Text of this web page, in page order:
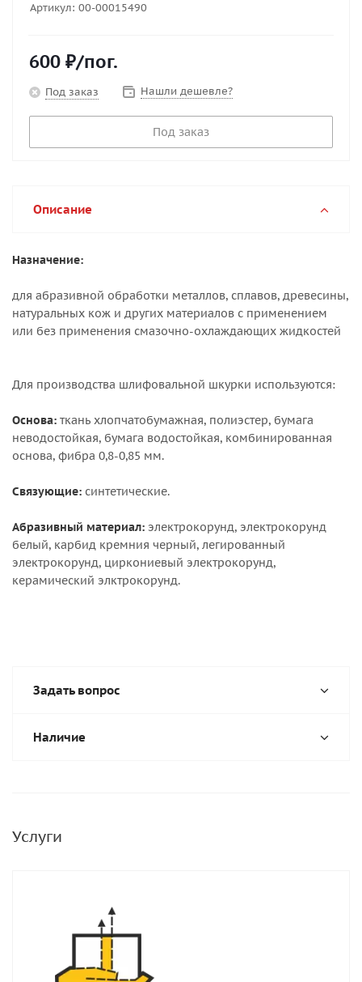
Артикул: 00-00015490
600 ₽/пог.
Под заказ Нашли дешевле?
Под заказ
Описание
Назначение:
для абразивной обработки металлов, сплавов, древесины,
натуральных кож и других материалов с применением
или без применения смазочно-охлаждающих жидкостей
Для производства шлифовальной шкурки используются:
Основа: ткань хлопчатобумажная, полиэстер, бумага
неводостойкая, бумага водостойкая, комбинированная
основа, фибра 0,8-0,85 мм.
Связующие: синтетические.
Абразивный материал: электрокорунд, электрокорунд
белый, карбид кремния черный, легированный
электрокорунд, циркониевый электрокорунд,
керамический элктрокорунд.
Задать вопрос
Наличие
Услуги